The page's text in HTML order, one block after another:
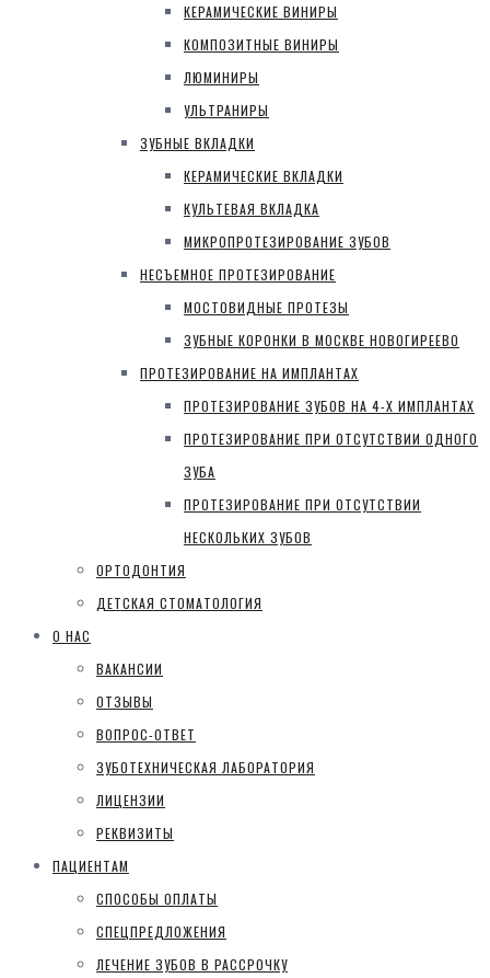
КЕРАМИЧЕСКИЕ ВИНИРЫ
КОМПОЗИТНЫЕ ВИНИРЫ
ЛЮМИНИРЫ
УЛЬТРАНИРЫ
ЗУБНЫЕ ВКЛАДКИ
КЕРАМИЧЕСКИЕ ВКЛАДКИ
КУЛЬТЕВАЯ ВКЛАДКА
МИКРОПРОТЕЗИРОВАНИЕ ЗУБОВ
НЕСЪЕМНОЕ ПРОТЕЗИРОВАНИЕ
МОСТОВИДНЫЕ ПРОТЕЗЫ
ЗУБНЫЕ КОРОНКИ В МОСКВЕ НОВОГИРЕЕВО
ПРОТЕЗИРОВАНИЕ НА ИМПЛАНТАХ
ПРОТЕЗИРОВАНИЕ ЗУБОВ НА 4-Х ИМПЛАНТАХ
ПРОТЕЗИРОВАНИЕ ПРИ ОТСУТСТВИИ ОДНОГО
ЗУБА
ПРОТЕЗИРОВАНИЕ ПРИ ОТСУТСТВИИ
НЕСКОЛЬКИХ ЗУБОВ
ОРТОДОНТИЯ
ДЕТСКАЯ СТОМАТОЛОГИЯ
О НАС
ВАКАНСИИ
ОТЗЫВЫ
ВОПРОС-ОТВЕТ
ЗУБОТЕХНИЧЕСКАЯ ЛАБОРАТОРИЯ
ЛИЦЕНЗИИ
РЕКВИЗИТЫ
ПАЦИЕНТАМ
СПОСОБЫ ОПЛАТЫ
СПЕЦПРЕДЛОЖЕНИЯ
ЛЕЧЕНИЕ ЗУБОВ В РАССРОЧКУ